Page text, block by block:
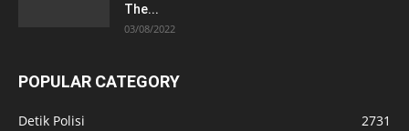
The...
03/08/2022
POPULAR CATEGORY
Detik Polisi
2731